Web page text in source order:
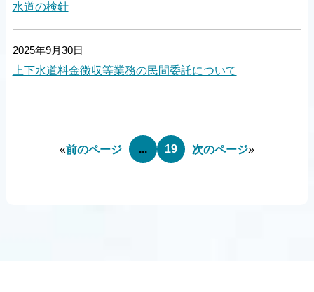
水道の検針
2025年9月30日
上下水道料金徴収等業務の民間委託について
«前のページ ... 19 次のページ»